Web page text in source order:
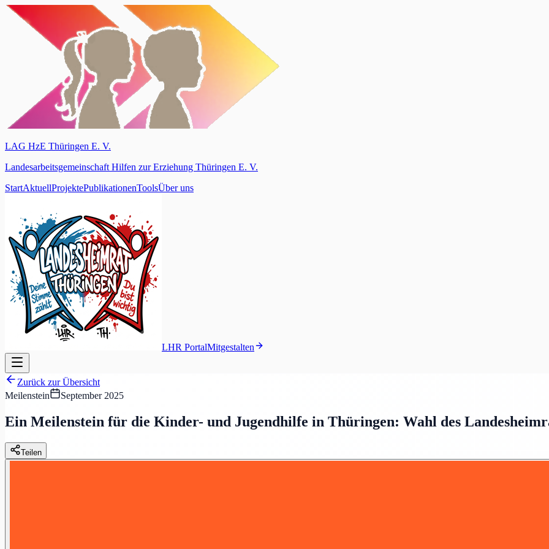
LAG HzE Thüringen E. V.
Landesarbeitsgemeinschaft Hilfen zur Erziehung Thüringen E. V.
StartAktuellProjektePublikationenToolsÜber uns
LHR PortalMitgestalten
Zurück zur Übersicht
Meilenstein
September 2025
Ein Meilenstein für die Kinder- und Jugendhilfe in Thüringen: Wahl des
Teilen